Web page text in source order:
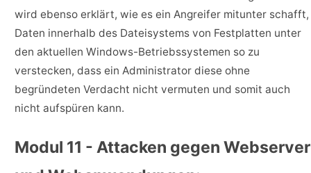
wird ebenso erklärt, wie es ein Angreifer mitunter schafft,
Daten innerhalb des Dateisystems von Festplatten unter
den aktuellen Windows-Betriebssystemen so zu
verstecken, dass ein Administrator diese ohne
begründeten Verdacht nicht vermuten und somit auch
nicht aufspüren kann.
Modul 11 - Attacken gegen Webserver